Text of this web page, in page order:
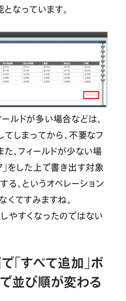
なっています。
ルドが多い場合などは、
てしまってから、不要なフ
た、フィールドが少ない場
」をした上で書き出す対象
る、というオペレーション
くてすみますね。
やすくなったのではない
「すべて追加」ボ
並び順が変わる